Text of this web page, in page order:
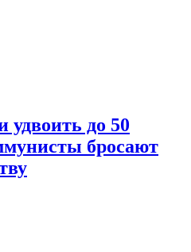
до 50
бросают